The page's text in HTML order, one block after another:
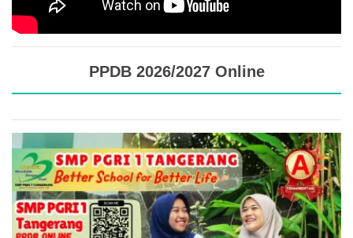
PPDB 2026/2027 Online